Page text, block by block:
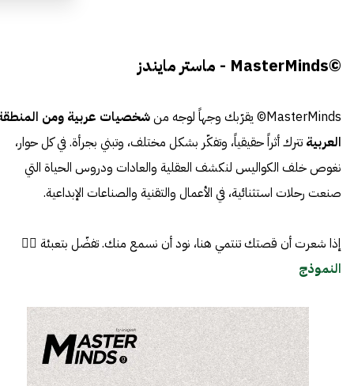
©MasterMinds - ماستر مايندز
MasterMinds© يقرّبك وجهاً لوجه من
شخصيات عربية ومن
العربية تترك أثراً حقيقياً، وتفكّر بشكل مختلف، وتبني بجرأة. في كل حوار،
نغوص خلف الكواليس لنكشف العقلية والعادات ودروس الحياة التي
صنعت رحلات استثنائية، في الأعمال والتقنية والصناعات الإبداعية.
إذا شعرت أن قصتك تنتمي هنا، نود أن نسمع منك. تفضّل بتعبئة 👈🏼
النموذج